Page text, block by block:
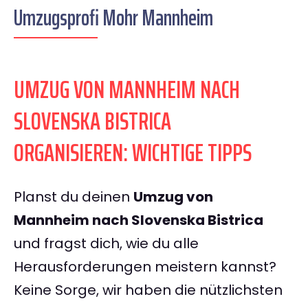
Umzugsprofi Mohr Mannheim
UMZUG VON MANNHEIM NACH
SLOVENSKA BISTRICA
ORGANISIEREN: WICHTIGE TIPPS
Planst du deinen Umzug von
Mannheim nach Slovenska Bistrica
und fragst dich, wie du alle
Herausforderungen meistern kannst?
Keine Sorge, wir haben die nützlichsten